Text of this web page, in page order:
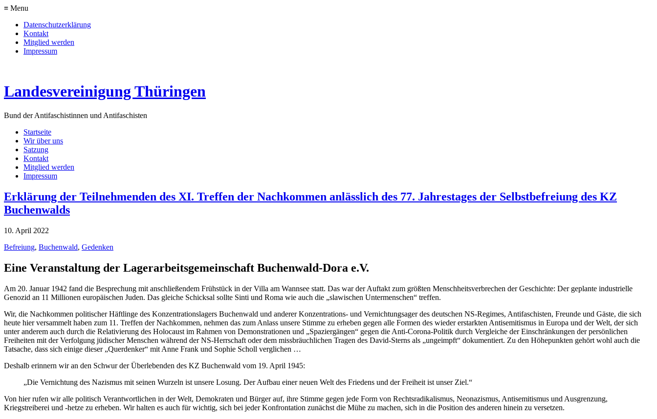
≡ Menu
Datenschutzerklärung
Kontakt
Mitglied werden
Impressum
Landesvereinigung Thüringen
Bund der Antifaschistinnen und Antifaschisten
Startseite
Wir über uns
Satzung
Kontakt
Mitglied werden
Impressum
Erklärung der Teilnehmenden des XI. Treffen der Nachkommen anlässlich des 77. Jahrestages der Selbstbefreiung des KZ
Buchenwalds
10. April 2022
Befreiung, Buchenwald, Gedenken
Eine Veranstaltung der Lagerarbeitsgemeinschaft Buchenwald-Dora e.V.
Am 20. Januar 1942 fand die Besprechung mit anschließendem Frühstück in der Villa am Wannsee statt. Das war der Auftakt zum größten Menschheitsverbrechen der Geschichte: Der geplante industrielle
Genozid an 11 Millionen europäischen Juden. Das gleiche Schicksal sollte Sinti und Roma wie auch die „slawischen Untermenschen“ treffen.
Wir, die Nachkommen politischer Häftlinge des Konzentrationslagers Buchenwald und anderer Konzentrations- und Vernichtungsager des deutschen NS-Regimes, Antifaschisten, Freunde und Gäste, die sich
heute hier versammelt haben zum 11. Treffen der Nachkommen, nehmen das zum Anlass unsere Stimme zu erheben gegen alle Formen des wieder erstarkten Antisemitismus in Europa und der Welt, der sich
unter anderem auch durch die Relativierung des Holocaust im Rahmen von Demonstrationen und „Spaziergängen“ gegen die Anti-Corona-Politik durch Vergleiche der Einschränkungen der persönlichen
Freiheiten mit der Verfolgung jüdischer Menschen während der NS-Herrschaft oder dem missbräuchlichen Tragen des David-Sterns als „ungeimpft“ dokumentiert. Zu den Höhepunkten gehört wohl auch die
Tatsache, dass sich einige dieser „Querdenker“ mit Anne Frank und Sophie Scholl verglichen …
Deshalb erinnern wir an den Schwur der Überlebenden des KZ Buchenwald vom 19. April 1945:
„Die Vernichtung des Nazismus mit seinen Wurzeln ist unsere Losung. Der Aufbau einer neuen Welt des Friedens und der Freiheit ist unser Ziel.“
Von hier rufen wir alle politisch Verantwortlichen in der Welt, Demokraten und Bürger auf, ihre Stimme gegen jede Form von Rechtsradikalismus, Neonazismus, Antisemitismus und Ausgrenzung,
Kriegstreiberei und -hetze zu erheben. Wir halten es auch für wichtig, sich bei jeder Konfrontation zunächst die Mühe zu machen, sich in die Position des anderen hinein zu versetzen.